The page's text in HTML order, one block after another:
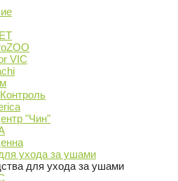
VIC
"Чин"
ухода за ушами
для ухода за ушами